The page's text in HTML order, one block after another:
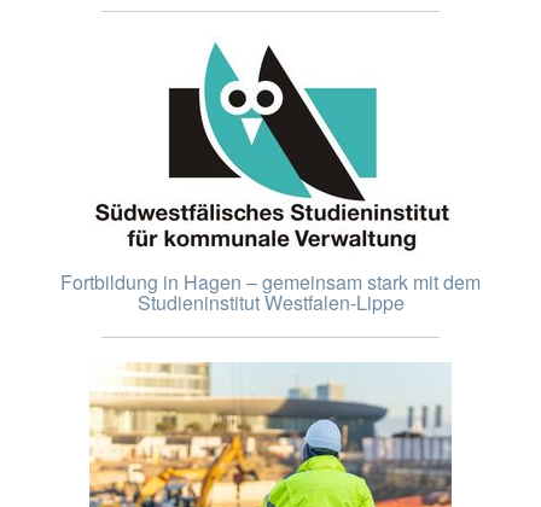
Fortbildung in Hagen – gemeinsam stark mit dem
Studieninstitut Westfalen-Lippe